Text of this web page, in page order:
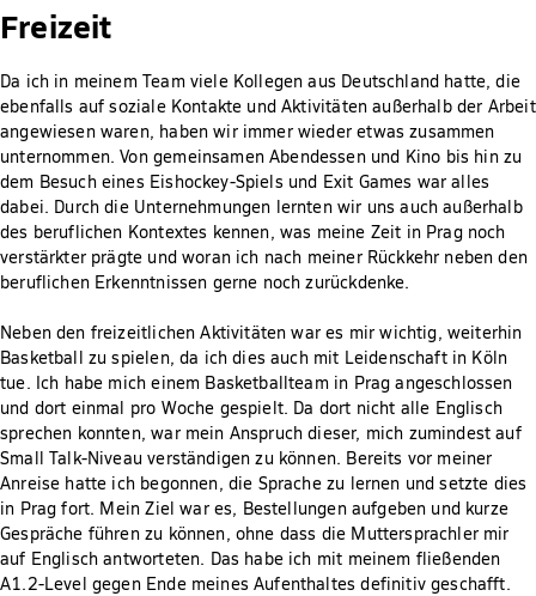
Freizeit
Da ich in meinem Team viele Kollegen aus Deutschland hatte, die
ebenfalls auf soziale Kontakte und Aktivitäten außerhalb der Arbeit
angewiesen waren, haben wir immer wieder etwas zusammen
unternommen. Von gemeinsamen Abendessen und Kino bis hin zu
dem Besuch eines Eishockey-Spiels und Exit Games war alles
dabei. Durch die Unternehmungen lernten wir uns auch außerhalb
des beruflichen Kontextes kennen, was meine Zeit in Prag noch
verstärkter prägte und woran ich nach meiner Rückkehr neben den
beruflichen Erkenntnissen gerne noch zurückdenke.
Neben den freizeitlichen Aktivitäten war es mir wichtig, weiterhin
Basketball zu spielen, da ich dies auch mit Leidenschaft in Köln
tue. Ich habe mich einem Basketballteam in Prag angeschlossen
und dort einmal pro Woche gespielt. Da dort nicht alle Englisch
sprechen konnten, war mein Anspruch dieser, mich zumindest auf
Small Talk-Niveau verständigen zu können. Bereits vor meiner
Anreise hatte ich begonnen, die Sprache zu lernen und setzte dies
in Prag fort. Mein Ziel war es, Bestellungen aufgeben und kurze
Gespräche führen zu können, ohne dass die Muttersprachler mir
auf Englisch antworteten. Das habe ich mit meinem fließenden
A1.2-Level gegen Ende meines Aufenthaltes definitiv geschafft.